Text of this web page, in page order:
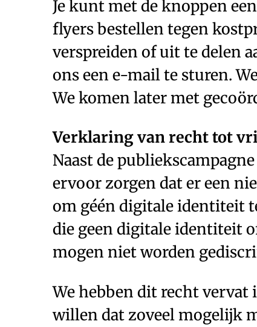
Je kunt met de knoppen
flyers bestellen tegen
verspreiden of uit te delen
ons een e-mail te sturen.
We komen later met
Verklaring van recht tot
Naast de
ervoor zorgen dat er een
om géén digitale identiteit
die geen digitale identiteit
mogen niet worden
We hebben dit recht vervat
willen dat zoveel mogelijk